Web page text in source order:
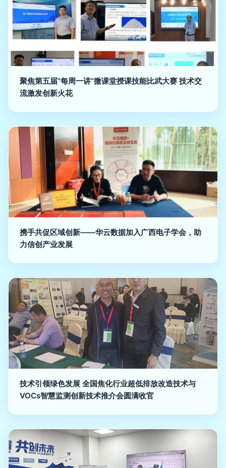
聚焦第五届“每周一讲”微课堂授课技能比武大赛 技术交
流激发创新火花
携手共促区域创新——华云数据加入广西电子学会，助
力信创产业发展
技术引领绿色发展 全国焦化行业超低排放改造技术与
VOCs智慧监测创新技术推介会圆满收官